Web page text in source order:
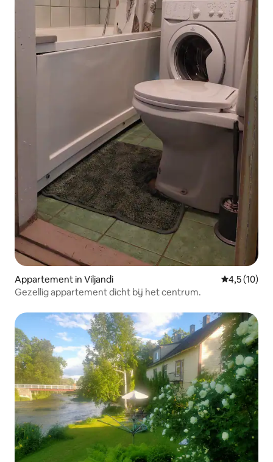
Appartement in Viljandi
4,5 (10)
Gezellig appartement dicht bij het centrum.